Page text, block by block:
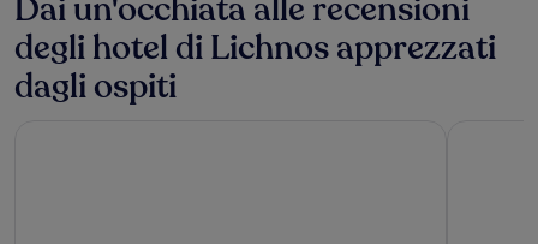
Dai un'occhiata alle recensioni
degli hotel di Lichnos apprezzati
dagli ospiti